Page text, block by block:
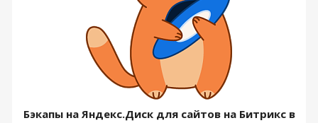
Бэкапы на Яндекс.Диск для сайтов на Битрикс в